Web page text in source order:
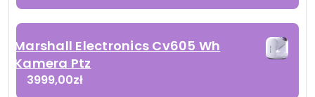
Marshall Electronics Cv605 Wh
Kamera Ptz
3999,00zł